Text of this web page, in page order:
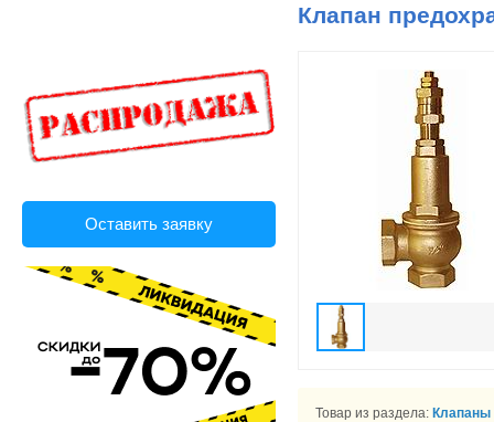
Оставить заявку
Клапан
Товар из раздела: Клапаны